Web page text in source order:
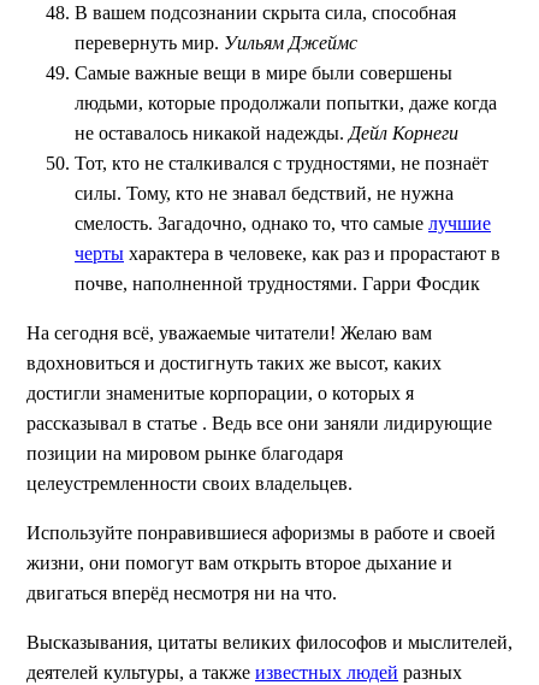
В вашем подсознании скрыта сила, способная
перевернуть мир. Уильям Джеймс
Самые важные вещи в мире были совершены
людьми, которые продолжали попытки, даже когда
не оставалось никакой надежды. Дейл Корнеги
Тот, кто не сталкивался с трудностями, не познаёт
силы. Тому, кто не знавал бедствий, не нужна
смелость. Загадочно, однако то, что самые лучшие
черты характера в человеке, как раз и прорастают в
почве, наполненной трудностями. Гарри Фосдик
На сегодня всё, уважаемые читатели! Желаю вам
вдохновиться и достигнуть таких же высот, каких
достигли знаменитые корпорации, о которых я
рассказывал в статье . Ведь все они заняли лидирующие
позиции на мировом рынке благодаря
целеустремленности своих владельцев.
Используйте понравившиеся афоризмы в работе и своей
жизни, они помогут вам открыть второе дыхание и
двигаться вперёд несмотря ни на что.
Высказывания, цитаты великих философов и мыслителей,
деятелей культуры, а также известных людей разных